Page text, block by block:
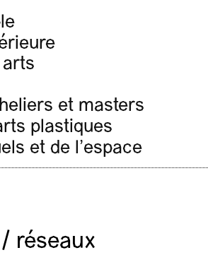
et masters
plastiques
et de l'espace
réseaux